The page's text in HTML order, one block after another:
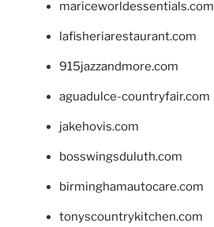
mariceworldessentials.com
lafisheriarestaurant.com
915jazzandmore.com
aguadulce-countryfair.com
jakehovis.com
bosswingsduluth.com
birminghamautocare.com
tonyscountrykitchen.com